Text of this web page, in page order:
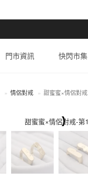
門市資訊 快閃市集
情侶對戒 甜蜜蜜×情侶對戒